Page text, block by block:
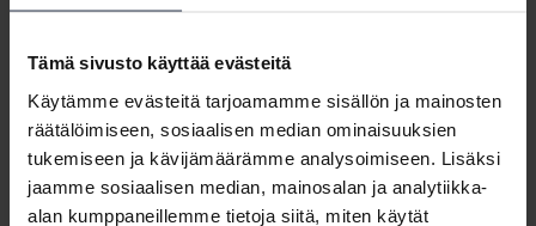
Tämä sivusto käyttää evästeitä
Käytämme evästeitä tarjoamamme sisällön ja mainosten
räätälöimiseen, sosiaalisen median ominaisuuksien
tukemiseen ja kävijämäärämme analysoimiseen. Lisäksi
jaamme sosiaalisen median, mainosalan ja analytiikka-
alan kumppaneillemme tietoja siitä, miten käytät
Talvella 2022-23 Suomessa on varauduttava lyhyisiin
varustautumisesta sähkökatkoksiin. Tiedote on
Sähkökatkot ja säästäminen_Energiakriisi